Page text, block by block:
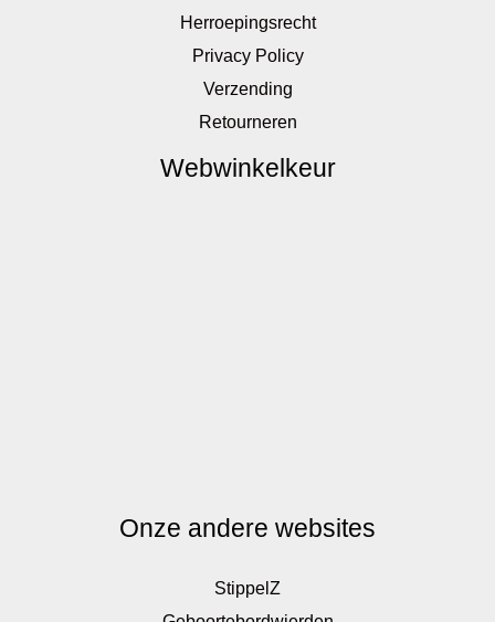
Herroepingsrecht
Privacy Policy
Verzending
Retourneren
Webwinkelkeur
Onze andere websites
StippelZ